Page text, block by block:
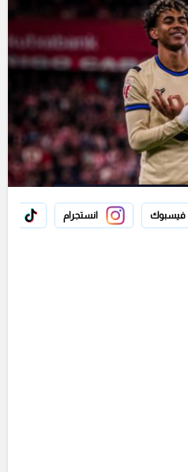
فيسبوك انستجرام